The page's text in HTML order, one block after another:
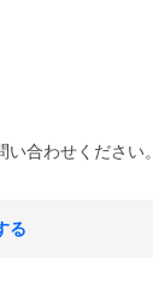
合わせください。
る